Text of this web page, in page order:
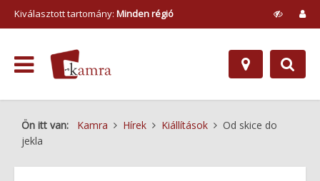
Kiválasztott tartomány: Minden régió
Ön itt van: Kamra Hírek Kiállítások
Od skice do
jekla